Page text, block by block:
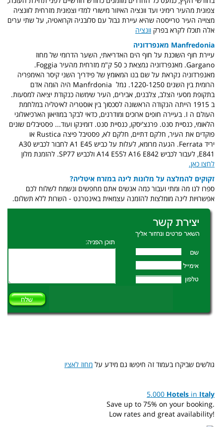
צפונית מהעיר רימיני ועד וונציה האיזור מישורי למדי וצפונית מזרחית לוונציה
מצוייה העיר טרייסטה שהיא עיירת גבול עם סלובניה וקרואטיה, על שתי ערים
אלה תוכלו לקרא בפרק וונציה
Manfredonia מאנפרדוניה
עיירת חוף השוכנת על חוף הים האדריאתי, השער הדרומי של מחוז
Gargano. מאנפרדוניה נמצאת כ 50 ק"מ מזרחית מהעיר Foggia.
מאנפרדוניה נקראת על שם בנו המאומץ של פידריך השני קיסר האימפריה
הרומית בין השנים 1220-1250. נמל Manfrdonia היה הומה אדם
בתקופת מסעי הצלב, צלבנים, אבירים, העיר שימשה כנקודת יציאה למסעות.
ב 1915 הייתה הנקודה הראשונה לסכסוך בין אוסטריה לאיטליה במלחמת
העולם ה I. בעיירה חופים ארוכים ומודרנים, כדאי לבקר במוזיאון הארכיאולוגי
הלאומי, כנסיית סנט. פרנצ'יסקו, כנסיית סנט. דומינקו ועוד... פסטיבלים שונים
פוקדים את העיר, חלקם דתיים, חלקם לא, פסטיבל פיצה Rustica או
יריד Ferrata. הגעה מרומא, לעלות על כביש A1 E45 לחבור לכביש A30
E841, לעבור לכביש A16 E842 לA14 E55 ולכביש SP77. להזמנת מלון
לחצו כאן.
זקוקים להמלצה על מלונות לינה במזרח איטליה?
ספרו לנו מה ומתי ועבור כמה אנשים אתם מחפשים ונשמח לשלוח לכם
אפשרויות לינה מומלצות להזמנה עצמאית באינטרנט - השרות ללא תשלום.
גולשים שביקרו בעמוד זה חיפשו גם מידע על מחוז לאציו
5.000 Hotels in Italy
Save up to 75% on your booking.
Low rates and great availability!